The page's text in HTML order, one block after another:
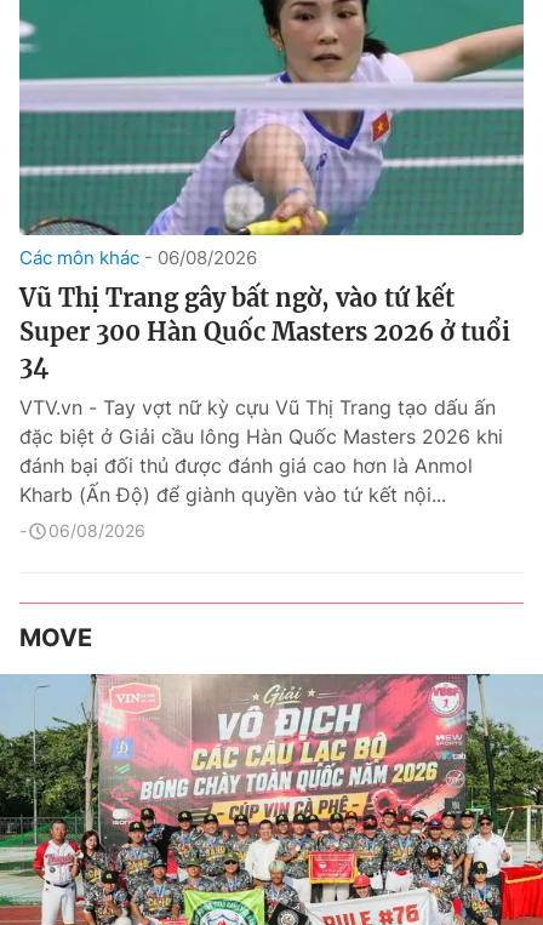
Các môn khác 06/08/2026
Vũ Thị Trang gây bất ngờ, vào tứ kết
Super 300 Hàn Quốc Masters 2026 ở tuổi
34
VTV.vn - Tay vợt nữ kỳ cựu Vũ Thị Trang tạo dấu ấn
đặc biệt ở Giải cầu lông Hàn Quốc Masters 2026 khi
đánh bại đối thủ được đánh giá cao hơn là Anmol
Kharb (Ấn Độ) để giành quyền vào tứ kết nội...
06/08/2026
MOVE